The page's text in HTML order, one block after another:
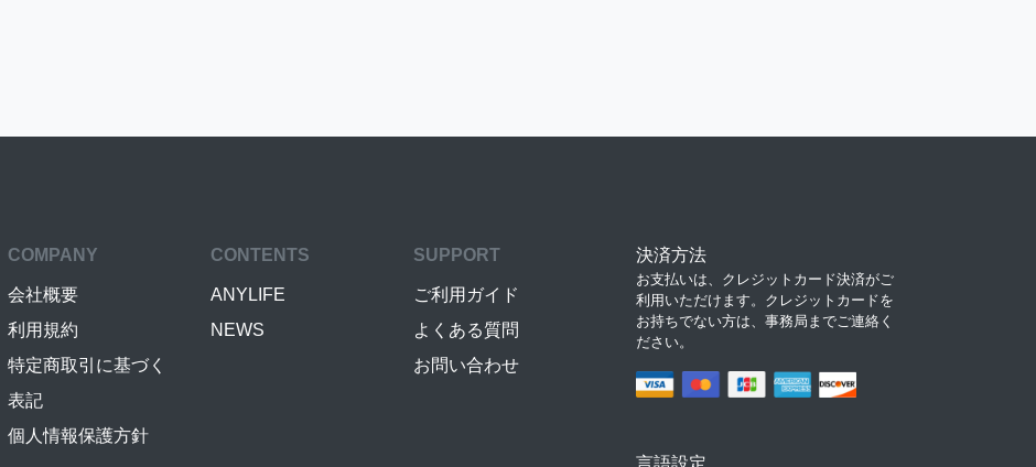
COMPANY
会社概要
利用規約
特定商取引に基づく
表記
個人情報保護方針
CONTENTS
ANYLIFE
NEWS
SUPPORT
ご利用ガイド
よくある質問
お問い合わせ
決済方法
お支払いは、クレジットカード決済がご
利用いただけます。クレジットカードを
お持ちでない方は、事務局までご連絡く
ださい。
言語設定